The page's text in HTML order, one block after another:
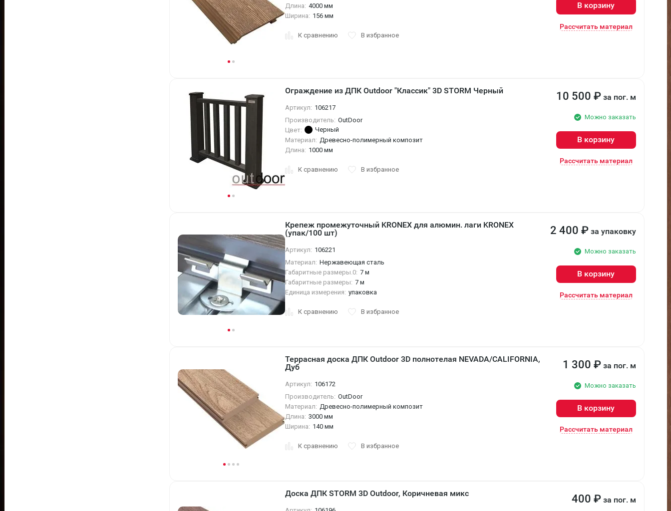
Длина: 4000 мм
Ширина: 156 мм
К сравнению В избранное
В корзину
Рассчитать материал
Ограждение из ДПК Outdoor "Классик" 3D STORM Черный
Артикул: 106217
Производитель: OutDoor
Цвет:
Черный
Материал: Древесно-полимерный композит
Длина: 1000 мм
К сравнению В избранное
10 500 ₽ за пог. м
Можно заказать
В корзину
Рассчитать материал
Крепеж промежуточный KRONEX для алюмин. лаги KRONEX
(упак/100 шт)
Артикул: 106221
Материал: Нержавеющая сталь
Габаритные размеры.0: 7 м
Габаритные размеры: 7 м
Единица измерения: упаковка
К сравнению В избранное
2 400 ₽ за упаковку
Можно заказать
В корзину
Рассчитать материал
Террасная доска ДПК Outdoor 3D полнотелая NEVADA/CALIFORNIA,
Дуб
Артикул: 106172
Производитель: OutDoor
Материал: Древесно-полимерный композит
Длина: 3000 мм
Ширина: 140 мм
К сравнению В избранное
1 300 ₽ за пог. м
Можно заказать
В корзину
Рассчитать материал
Доска ДПК STORM 3D Outdoor, Коричневая микс 400 ₽ за пог. м